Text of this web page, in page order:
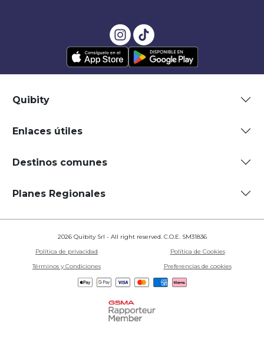
Quibity
Enlaces útiles
Destinos comunes
Planes Regionales
2026 Quibity Srl - All right reserved. C.O.E. SM31836
Política de privacidad
Política de Cookies
Términos y Condiciones
Preferencias de cookies